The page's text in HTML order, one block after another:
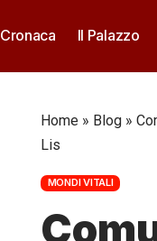
Cronaca Il Palazzo
Home » Blog »
Lis
MONDI VITALI